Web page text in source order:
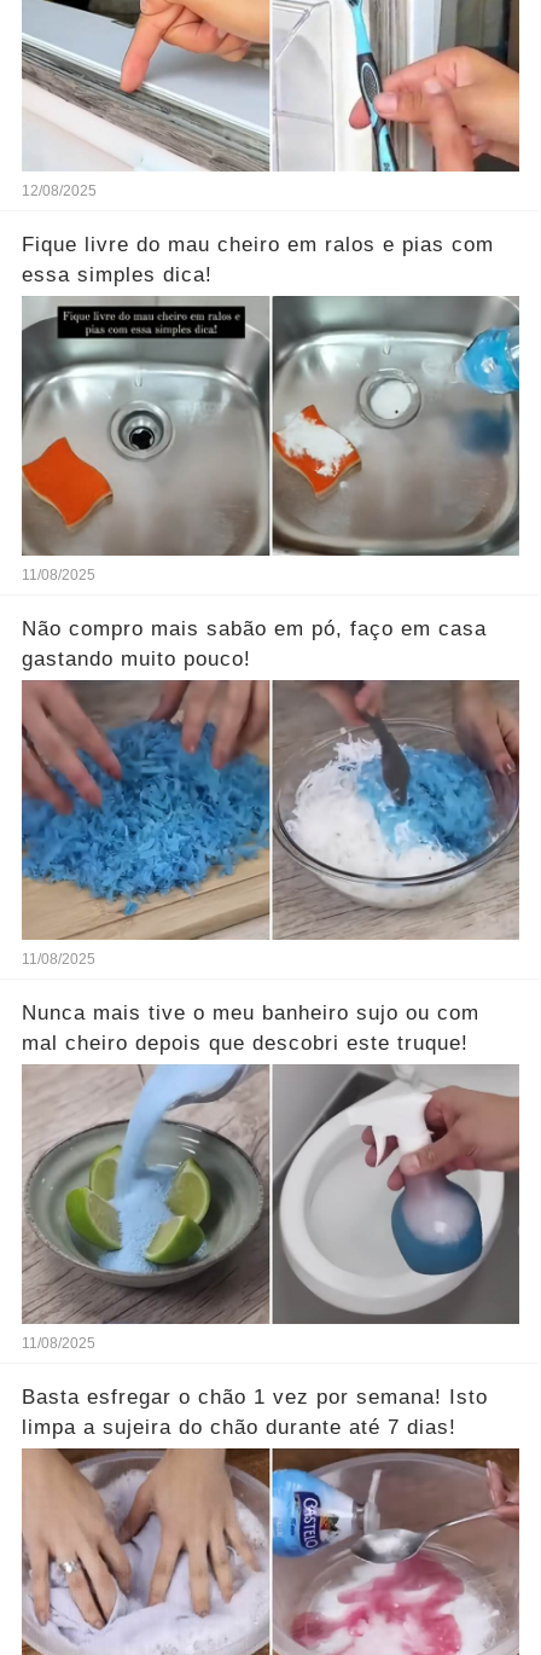
12/08/2025
Fique livre do mau cheiro em ralos e pias com
essa simples dica!
11/08/2025
Não compro mais sabão em pó, faço em casa
gastando muito pouco!
11/08/2025
Nunca mais tive o meu banheiro sujo ou com
mal cheiro depois que descobri este truque!
11/08/2025
Basta esfregar o chão 1 vez por semana! Isto
limpa a sujeira do chão durante até 7 dias!